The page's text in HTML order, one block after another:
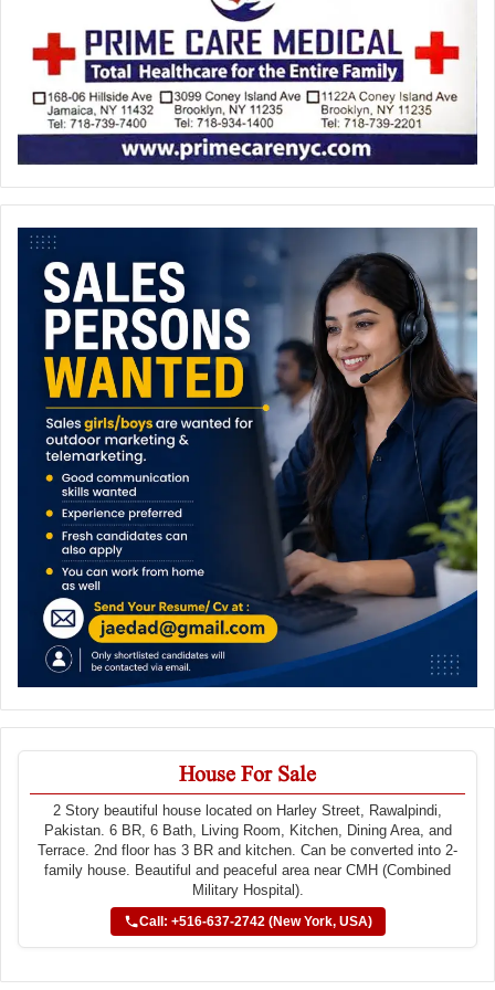
House For Sale
2 Story beautiful house located on Harley Street, Rawalpindi,
Pakistan. 6 BR, 6 Bath, Living Room, Kitchen, Dining Area, and
Terrace. 2nd floor has 3 BR and kitchen. Can be converted into 2-
family house. Beautiful and peaceful area near CMH (Combined
Military Hospital).
Call: +516-637-2742 (New York, USA)